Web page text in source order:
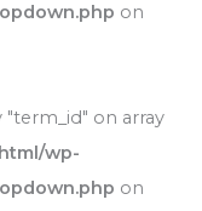
on
on array
wp-
on